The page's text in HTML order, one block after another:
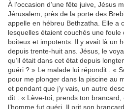
À l’occasion d’une fête juive, Jésus
Jérusalem, près de la porte des
appelle en hébreu Bethzatha. Elle a
lesquelles étaient couchés une foule
boiteux et impotents. Il y avait là un
depuis trente-huit ans. Jésus, le
qu’il était dans cet état depuis
guéri ? » Le malade lui répondit : «
pour me plonger dans la piscine au
et pendant que j’y vais, un autre
dit : « Lève-toi, prends ton
l’homme fut guéri. Il prit son